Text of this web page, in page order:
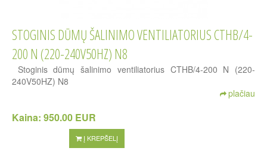
STOGINIS DŪMŲ ŠALINIMO VENTILIATORIUS CTHB/4-
200 N (220-240V50HZ) N8
Stoginis dūmų šalinimo ventiliatorius CTHB/4-200 N (220-
240V50HZ) N8
plačiau
Kaina: 950.00 EUR
Į KREPŠELĮ